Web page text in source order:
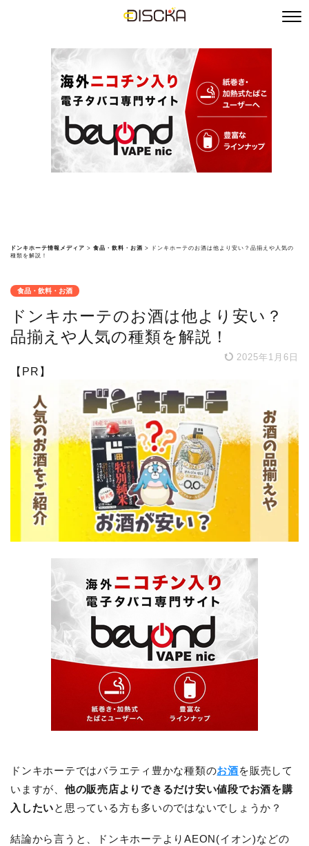
ドンキホーテ情報メディア > 食品・飲料・お酒 >
ドンキホーテのお酒は他より安い？品揃えや人気の
種類を解説！
食品・飲料・お酒
ドンキホーテのお酒は他より安い？
品揃えや人気の種類を解説！
2025年1月6日
【PR】
ドンキホーテではバラエティ豊かな種類のお酒を販売して
いますが、 他の販売店よりできるだけ安い値段でお酒を購
入したいと思っている方も多いのではないでしょうか？
結論から言うと、ドンキホーテよりAEON(イオン)などの